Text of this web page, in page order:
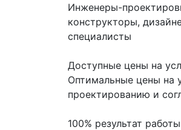
Инженеры-
конструкторы,
специалисты
Доступные цены на
Оптимальные цены на
проектированию и
100% результат работы